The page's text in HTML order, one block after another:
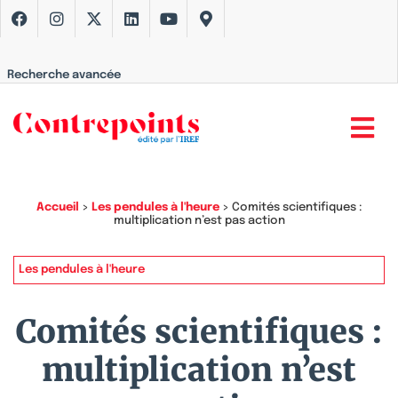
Recherche avancée
Accueil > Les pendules à l'heure> Comités scientifiques :
multiplication n’est pas action
Les pendules à l'heure
Comités scientifiques :
multiplication n’est